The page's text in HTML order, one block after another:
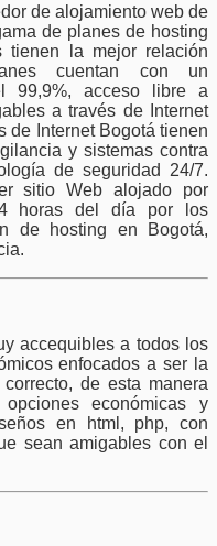
de alojamiento web de
de planes de hosting
tienen la mejor relación
cuentan con un
99,9%, acceso libre a
a través de Internet
de Internet Bogotá tienen
y sistemas contra
de seguridad 24/7.
sitio Web alojado por
horas del día por los
de hosting en Bogotá,
accequibles a todos los
enfocados a ser la
de esta manera
económicas y
en html, php, con
sean amigables con el